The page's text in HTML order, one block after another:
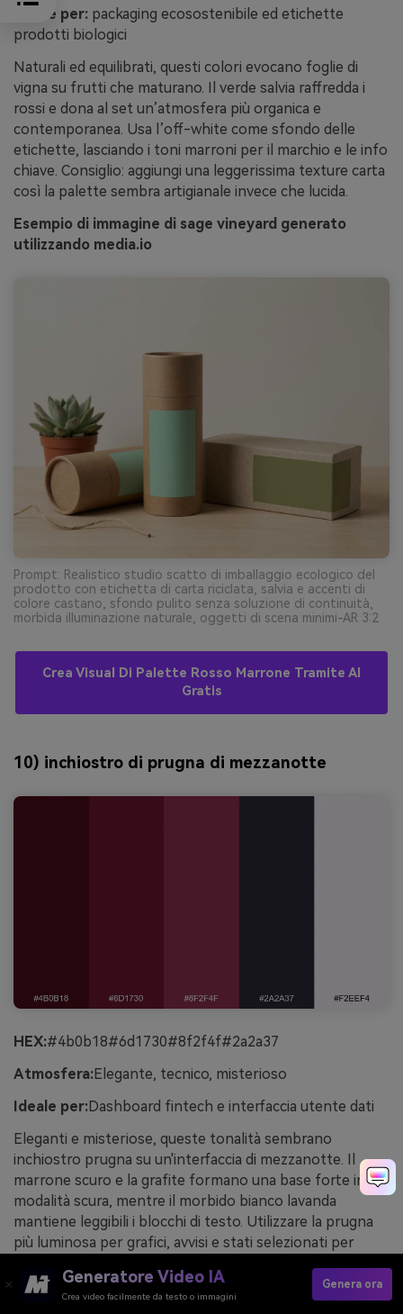
Ideale per: packaging ecosostenibile ed etichette
prodotti biologici
Naturali ed equilibrati, questi colori evocano foglie di
vigna su frutti che maturano. Il verde salvia raffredda i
rossi e dona al set un’atmosfera più organica e
contemporanea. Usa l’off-white come sfondo delle
etichette, lasciando i toni marroni per il marchio e le info
chiave. Consiglio: aggiungi una leggerissima texture carta
così la palette sembra artigianale invece che lucida.
Esempio di immagine di sage vineyard generato
utilizzando media.io
Prompt: Realistico studio scatto di imballaggio ecologico del
prodotto con etichetta di carta riciclata, salvia e accenti di
colore castano, sfondo pulito senza soluzione di continuità,
morbida illuminazione naturale, oggetti di scena minimi-AR 3:2
Crea Visual Di Palette Rosso Marrone Tramite AI
Gratis
10) inchiostro di prugna di mezzanotte
HEX:#4b0b18#6d1730#8f2f4f#2a2a37
Atmosfera:Elegante, tecnico, misterioso
Ideale per:Dashboard fintech e interfaccia utente dati
Eleganti e misteriose, queste tonalità sembrano
inchiostro prugna su un'interfaccia di mezzanotte. Il
marrone scuro e la grafite formano una base forte in
modalità scura, mentre il morbido bianco lavanda
mantiene leggibili i blocchi di testo. Utilizzare la prugna
più luminosa per grafici, avvisi e stati selezionati per
corpo più vicino a#f2eef4 rispetto al bianco puro per
ridurre l'abbagliamento nelle interfacce scure.
Generatore Video IA
Crea video facilmente da testo o immagini
Genera ora